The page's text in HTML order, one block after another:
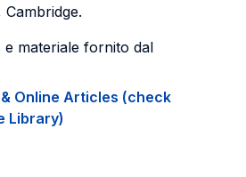
Cambridge.
e materiale fornito dal
Online Articles (check
Library)